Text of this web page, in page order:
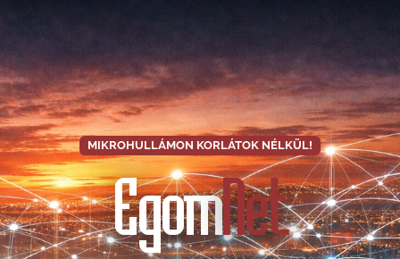
MIKROHULLÁMON KORLÁTOK NÉLKÜL!
EgomNet